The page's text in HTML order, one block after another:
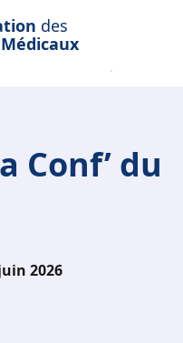
des
Conf’ du
2026